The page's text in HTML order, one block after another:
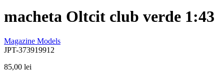
macheta Oltcit club verde 1:43
Magazine Models
JPT-373919912
85,00 lei